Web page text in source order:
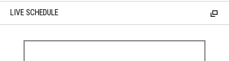
LIVE SCHEDULE